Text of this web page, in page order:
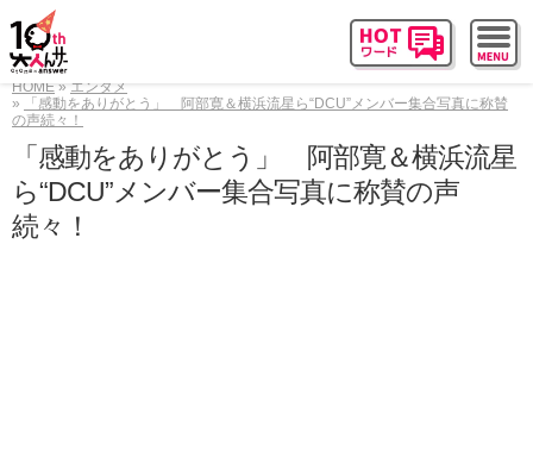
HOME
エンタメ
「感動をありがとう」 阿部寛＆横浜流星ら“DCU”メンバー集合写真に称賛
の声続々！
「感動をありがとう」 阿部寛＆横浜流星
ら“DCU”メンバー集合写真に称賛の声
続々！